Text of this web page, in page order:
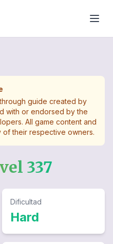
guide created by
with or endorsed by the
All game content and
their respective owners.
337
Dificultad
Hard